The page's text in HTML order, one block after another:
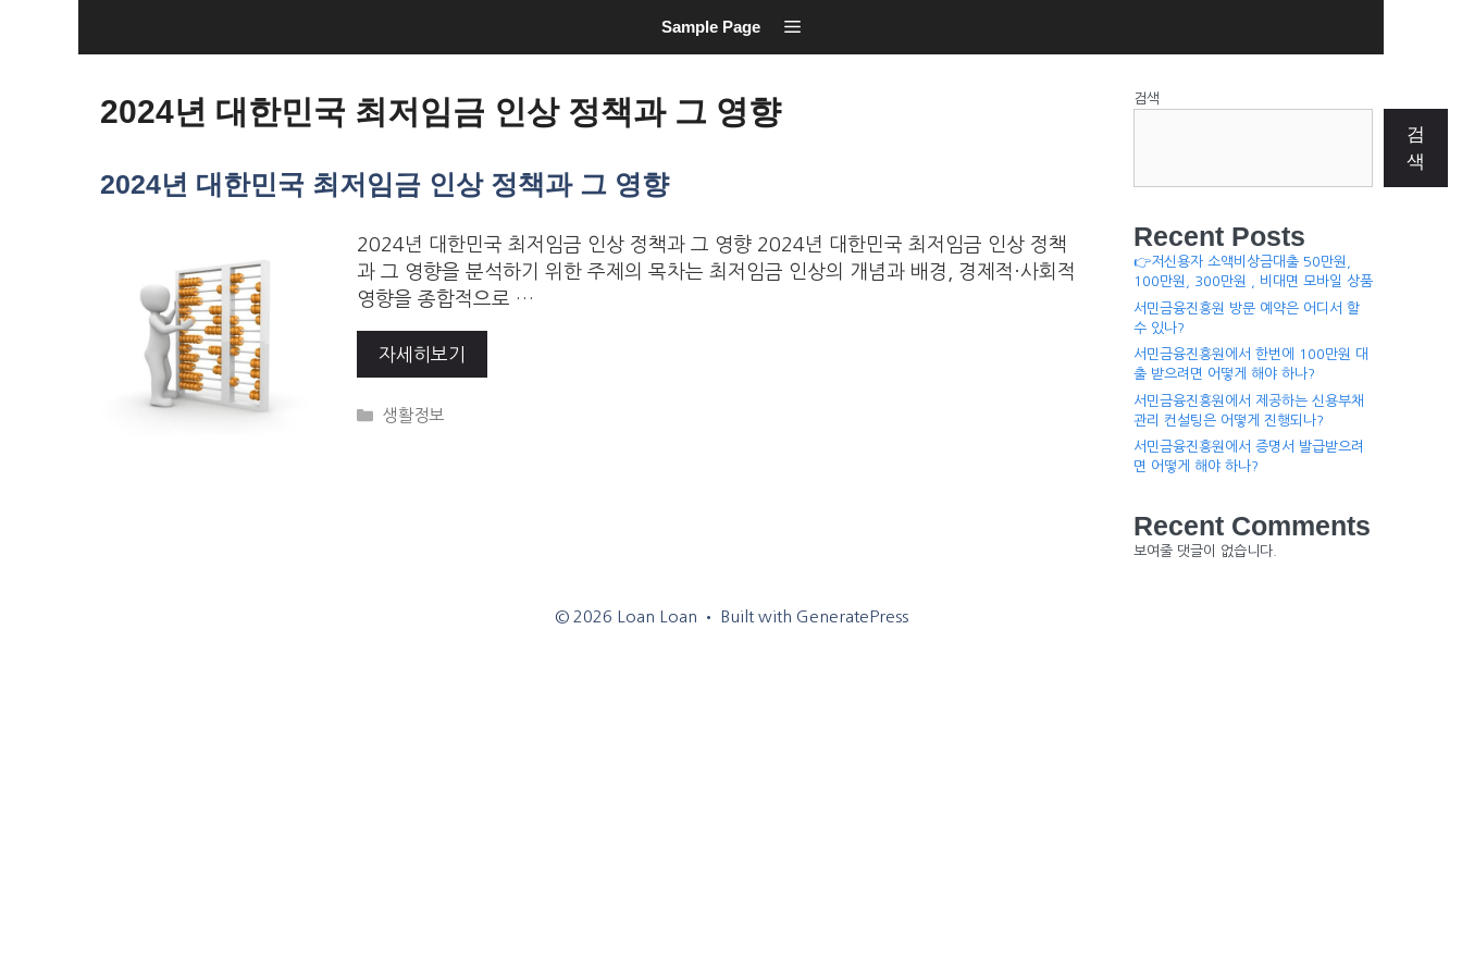
Sample Page
2024년 대한민국 최저임금 인상 정책과 그 영향
2024년 대한민국 최저임금 인상 정책과 그 영향
2024년 대한민국 최저임금 인상 정책과 그 영향 2024년 대한민국 최저임금 인상 정책
과 그 영향을 분석하기 위한 주제의 목차는 최저임금 인상의 개념과 배경, 경제적·사회적
영향을 종합적으로 …
자세히보기
Categories
생활정보
검색
검
색
Recent Posts
👉저신용자 소액비상금대출 50만원,
100만원, 300만원 , 비대면 모바일 상품
서민금융진흥원 방문 예약은 어디서 할
수 있나?
서민금융진흥원에서 한번에 100만원 대
출 받으려면 어떻게 해야 하나?
서민금융진흥원에서 제공하는 신용부채
관리 컨설팅은 어떻게 진행되나?
서민금융진흥원에서 증명서 발급받으려
면 어떻게 해야 하나?
Recent Comments
보여줄 댓글이 없습니다.
© 2026 Loan Loan • Built with GeneratePress